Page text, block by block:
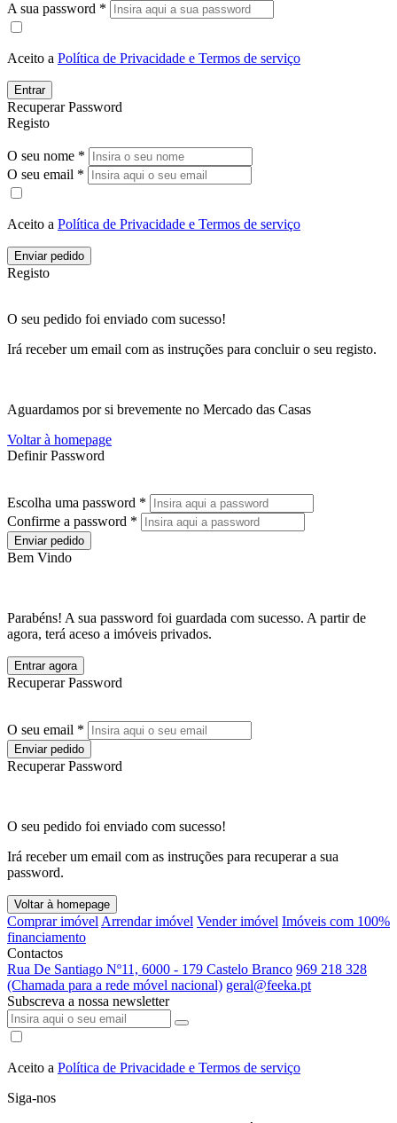
A sua password *
Aceito a Política de Privacidade e Termos de serviço
Entrar
Recuperar Password
Registo
O seu nome *
O seu email *
Aceito a Política de Privacidade e Termos de serviço
Enviar pedido
Registo
O seu pedido foi enviado com sucesso!
Irá receber um email com as instruções para concluir o seu registo.
Aguardamos por si brevemente no Mercado das Casas
Voltar à homepage
Definir Password
Escolha uma password *
Confirme a password *
Enviar pedido
Bem Vindo
Parabéns! A sua password foi guardada com sucesso. A partir de
agora, terá aceso a imóveis privados.
Entrar agora
Recuperar Password
O seu email *
Enviar pedido
Recuperar Password
O seu pedido foi enviado com sucesso!
Irá receber um email com as instruções para recuperar a sua
password.
Voltar à homepage
Comprar imóvel Arrendar imóvel Vender imóvel Imóveis com 100%
financiamento
Contactos
Rua De Santiago Nº11, 6000 - 179 Castelo Branco 969 218 328
(Chamada para a rede móvel nacional) geral@feeka.pt
Subscreva a nossa newsletter
Aceito a Política de Privacidade e Termos de serviço
Siga-nos